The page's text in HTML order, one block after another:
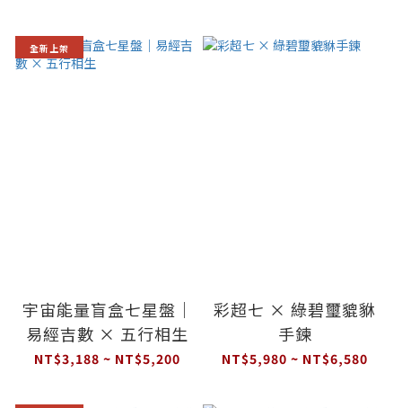
全新上架
宇宙能量盲盒七星盤｜
易經吉數 × 五行相生
NT$3,188 ~ NT$5,200
彩超七 × 綠碧璽貔貅
手鍊
NT$5,980 ~ NT$6,580